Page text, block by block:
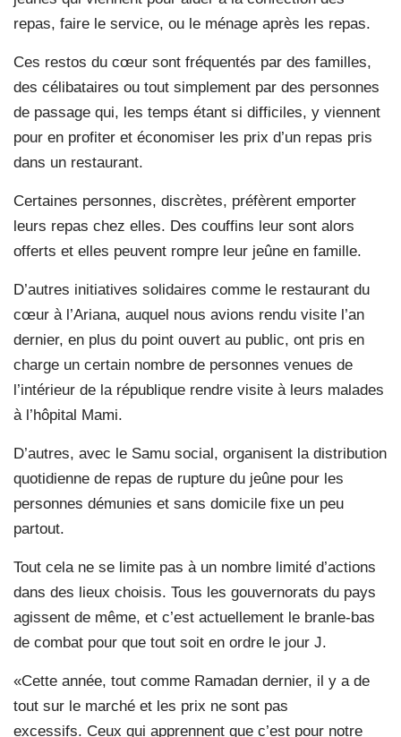
repas, faire le service, ou le ménage après les repas.
Ces restos du cœur sont fréquentés par des familles,
des célibataires ou tout simplement par des personnes
de passage qui, les temps étant si difficiles, y viennent
pour en profiter et économiser les prix d’un repas pris
dans un restaurant.
Certaines personnes, discrètes, préfèrent emporter
leurs repas chez elles. Des couffins leur sont alors
offerts et elles peuvent rompre leur jeûne en famille.
D’autres initiatives solidaires comme le restaurant du
cœur à l’Ariana, auquel nous avions rendu visite l’an
dernier, en plus du point ouvert au public, ont pris en
charge un certain nombre de personnes venues de
l’intérieur de la république rendre visite à leurs malades
à l’hôpital Mami.
D’autres, avec le Samu social, organisent la distribution
quotidienne de repas de rupture du jeûne pour les
personnes démunies et sans domicile fixe un peu
partout.
Tout cela ne se limite pas à un nombre limité d’actions
dans des lieux choisis. Tous les gouvernorats du pays
agissent de même, et c’est actuellement le branle-bas
de combat pour que tout soit en ordre le jour J.
«Cette année, tout comme Ramadan dernier, il y a de
tout sur le marché et les prix ne sont pas
excessifs. Ceux qui apprennent que c’est pour notre